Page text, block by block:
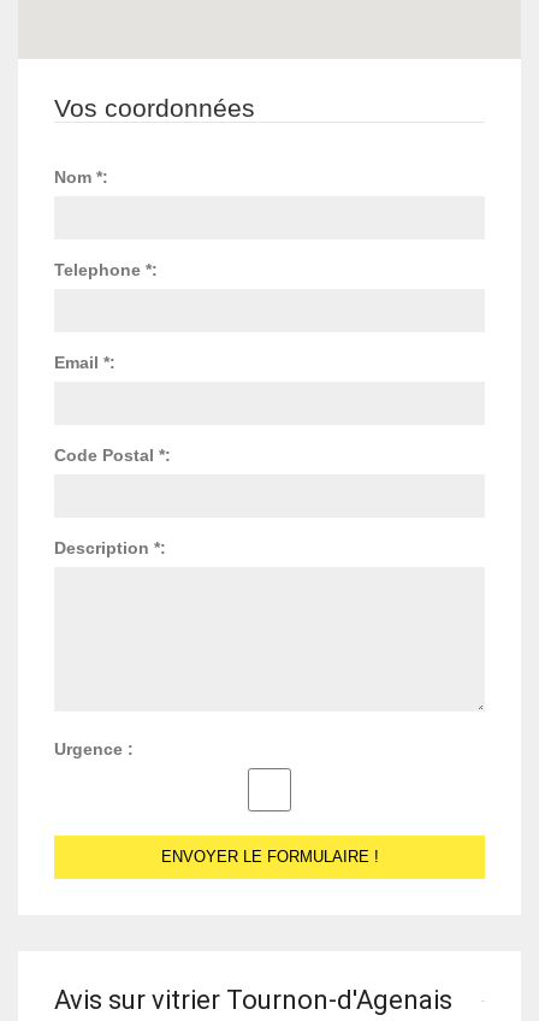
Vos coordonnées
Nom *:
Telephone *:
Email *:
Code Postal *:
Description *:
Urgence :
Avis sur vitrier Tournon-d'Agenais